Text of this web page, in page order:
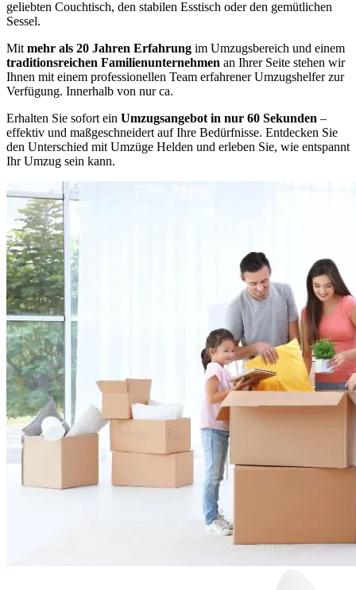
geliebten Couchtisch, den stabilen Esstisch oder den gemütlichen
Sessel.
Mit mehr als 20 Jahren Erfahrung im Umzugsbereich und einem
traditionsreichen Familienunternehmen an Ihrer Seite stehen wir
Ihnen mit einem professionellen Team erfahrener Umzugshelfer zur
Verfügung. Innerhalb von nur ca.
Erhalten Sie sofort ein Umzugsangebot in nur 60 Sekunden –
effektiv und maßgeschneidert auf Ihre Bedürfnisse. Entdecken Sie
den Unterschied mit Umzüge Helden und erleben Sie, wie entspannt
Ihr Umzug sein kann.